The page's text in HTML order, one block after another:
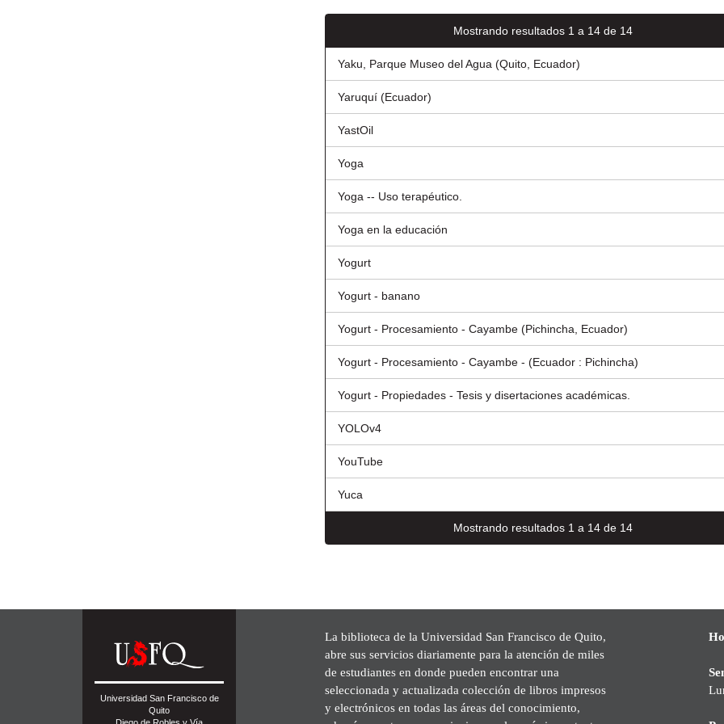
Mostrando resultados 1 a 14 de 14
Yaku, Parque Museo del Agua (Quito, Ecuador)
Yaruquí (Ecuador)
YastOil
Yoga
Yoga -- Uso terapéutico.
Yoga en la educación
Yogurt
Yogurt - banano
Yogurt - Procesamiento - Cayambe (Pichincha, Ecuador)
Yogurt - Procesamiento - Cayambe - (Ecuador : Pichincha)
Yogurt - Propiedades - Tesis y disertaciones académicas.
YOLOv4
YouTube
Yuca
Mostrando resultados 1 a 14 de 14
Universidad San Francisco de
Quito
La biblioteca de la Universidad San Francisco de Quito,
abre sus servicios diariamente para la atención de miles
de estudiantes en donde pueden encontrar una
seleccionada y actualizada colección de libros impresos
y electrónicos en todas las áreas del conocimiento,